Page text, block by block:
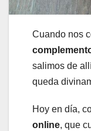
Cuando nos
salimos de
queda
Hoy en día,
online, que